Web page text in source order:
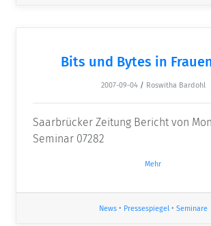
Bits und Bytes in
2007-09-04 / Roswitha Bardohl
Saarbrücker Zeitung Bericht von
Seminar 07282
Mehr
News• Pressespiegel• Seminare